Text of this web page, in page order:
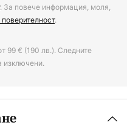
. За повече информация, моля,
.
99 € (190 лв.). Следните
изключени.